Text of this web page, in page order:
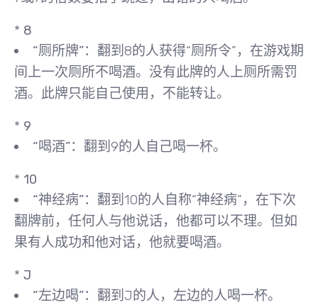
* 8
“厕所牌”：翻到8的人获得“厕所令”，在游戏期
间上一次厕所不喝酒。没有此牌的人上厕所需罚
酒。此牌只能自己使用，不能转让。
* 9
“喝酒”：翻到9的人自己喝一杯。
* 10
“神经病”：翻到10的人自称“神经病”，在下次
翻牌前，任何人与他说话，他都可以不理。但如
果有人成功和他对话，他就要喝酒。
* J
“左边喝”：翻到J的人，左边的人喝一杯。